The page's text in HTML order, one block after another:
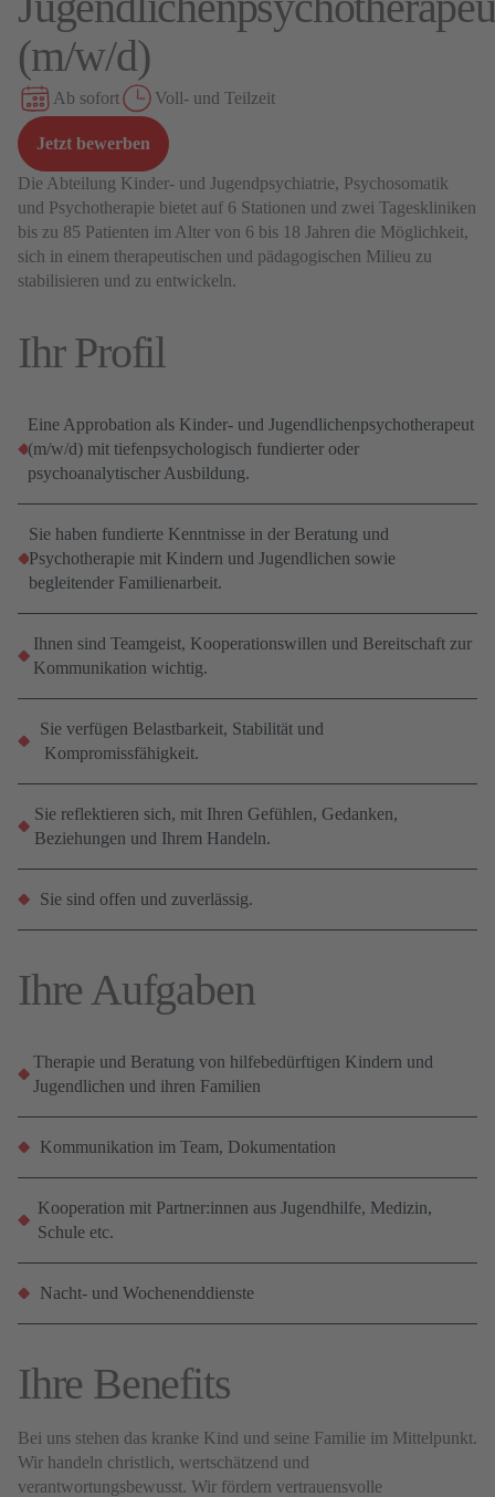
(m/w/d)
Ab sofort Voll- und Teilzeit
Jetzt bewerben
Die Abteilung Kinder- und Jugendpsychiatrie, Psychosomatik
und Psychotherapie bietet auf 6 Stationen und zwei Tageskliniken
bis zu 85 Patienten im Alter von 6 bis 18 Jahren die Möglichkeit,
sich in einem therapeutischen und pädagogischen Milieu zu
stabilisieren und zu entwickeln.
Ihr Profil
Eine Approbation als Kinder- und Jugendlichenpsychotherapeut
(m/w/d) mit tiefenpsychologisch fundierter oder
psychoanalytischer Ausbildung.
Sie haben fundierte Kenntnisse in der Beratung und
Psychotherapie mit Kindern und Jugendlichen sowie
begleitender Familienarbeit.
Ihnen sind Teamgeist, Kooperationswillen und Bereitschaft zur
Kommunikation wichtig.
Sie verfügen Belastbarkeit, Stabilität und
Kompromissfähigkeit.
Sie reflektieren sich, mit Ihren Gefühlen, Gedanken,
Beziehungen und Ihrem Handeln.
Sie sind offen und zuverlässig.
Ihre Aufgaben
Therapie und Beratung von hilfebedürftigen Kindern und
Jugendlichen und ihren Familien
Kommunikation im Team, Dokumentation
Kooperation mit Partner:innen aus Jugendhilfe, Medizin,
Schule etc.
Nacht- und Wochenenddienste
Ihre Benefits
Bei uns stehen das kranke Kind und seine Familie im Mittelpunkt.
Wir handeln christlich, wertschätzend und
verantwortungsbewusst. Wir fördern vertrauensvolle